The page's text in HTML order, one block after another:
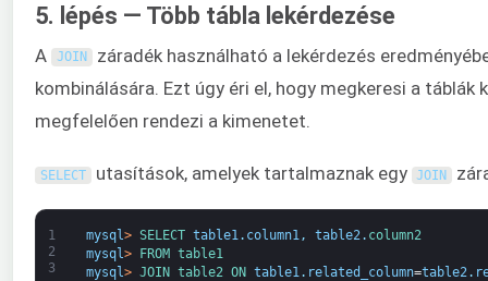
5. lépés — Több tábla lekérdezése
A JOIN záradék használható a lekérdezés
kombinálására. Ezt úgy éri el, hogy megkeresi a
megfelelően rendezi a kimenetet.
SELECT utasítások, amelyek tartalmaznak egy JOIN
1
2
3
mysql> SELECT table1. column1, table2. column2
mysql> FROM table1
mysql> JOIN table2 ON table1. related_column=table2.